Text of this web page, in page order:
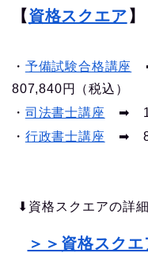
【 資格スクエア 】
・ 予備試験合格講座
807,840円（税込）
・ 司法書士講座
➡︎
・ 行政書士講座 ➡︎
⬇︎資格スクエアの詳
＞＞資格スク